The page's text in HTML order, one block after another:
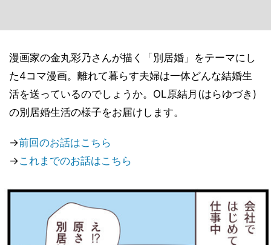
漫画家の金丸彩乃さんが描く「別居婚」をテーマにし
た4コマ漫画。離れて暮らす夫婦は一体どんな結婚生
活を送っているのでしょうか。OL原結月(はらゆづき)
の別居婚生活の様子をお届けします。
→前回のお話はこちら
→これまでのお話はこちら